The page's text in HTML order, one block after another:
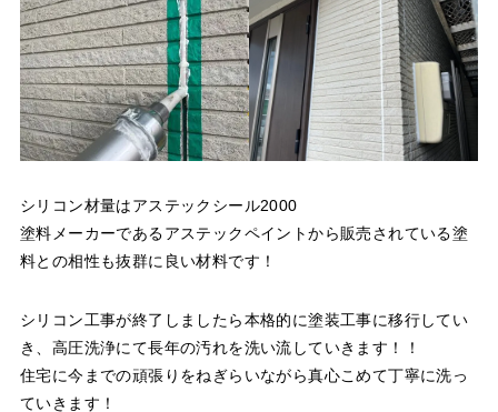
シリコン材量はアステックシール2000
塗料メーカーであるアステックペイントから販売されている塗
料との相性も抜群に良い材料です！
シリコン工事が終了しましたら本格的に塗装工事に移行してい
き、高圧洗浄にて長年の汚れを洗い流していきます！！
住宅に今までの頑張りをねぎらいながら真心こめて丁寧に洗っ
ていきます！